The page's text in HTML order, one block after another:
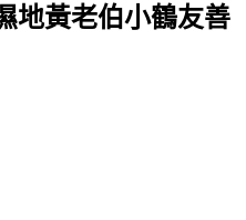
地黃老伯小鶴友善